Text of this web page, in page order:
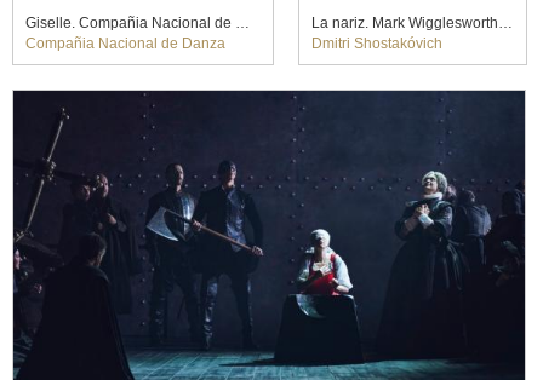
Giselle. Compañia Nacional de Danza
Compañia Nacional de Danza
La nariz. Mark Wigglesworth y Barrie Kosky (2023)
Dmitri Shostakóvich